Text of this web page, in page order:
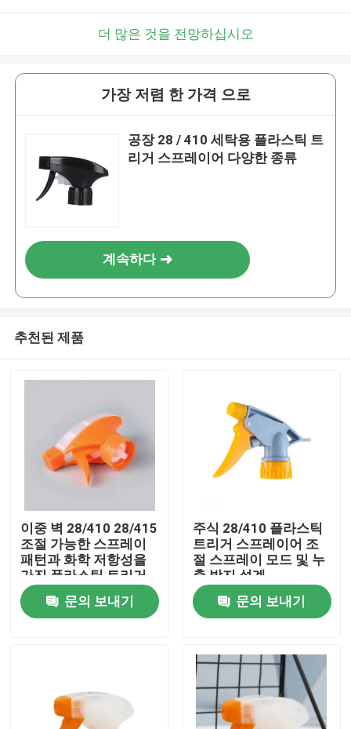
제품
더 많은 것을 전망하십시오
가장 저렴 한 가격 으로
공장 28 / 410 세탁용 플라스틱 트
리거 스프레이어 다양한 종류
계속하다
추천된 제품
이중 벽 28/410 28/415
조절 가능한 스프레이
패턴과 화학 저항성을
가진 플라스틱 트리거
스프레이어를 사용하기
쉽습니다.문의 보내기
주식 28/410 플라스틱
트리거 스프레이어 조
절 스프레이 모드 및 누
출 방지 설계
문의 보내기